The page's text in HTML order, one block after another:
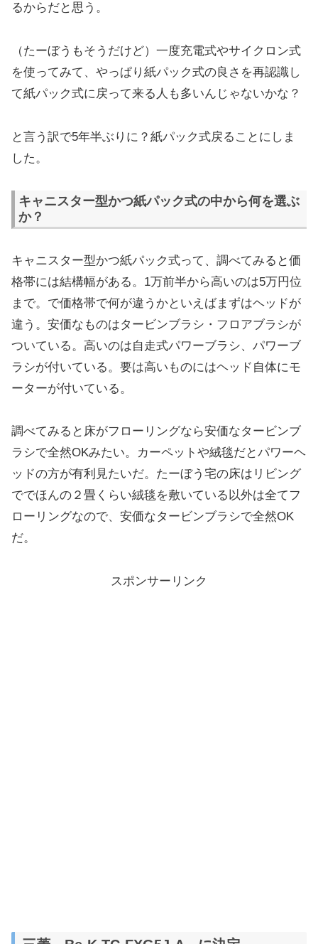
るからだと思う。
（たーぼうもそうだけど）一度充電式やサイクロン式
を使ってみて、やっぱり紙パック式の良さを再認識し
て紙パック式に戻って来る人も多いんじゃないかな？
と言う訳で5年半ぶりに？紙パック式戻ることにしま
した。
キャニスター型かつ紙パック式の中から何を選ぶ
か？
キャニスター型かつ紙パック式って、調べてみると価
格帯には結構幅がある。1万前半から高いのは5万円位
まで。で価格帯で何が違うかといえばまずはヘッドが
違う。安価なものはタービンブラシ・フロアブラシが
ついている。高いのは自走式パワーブラシ、パワーブ
ラシが付いている。要は高いものにはヘッド自体にモ
ーターが付いている。
調べてみると床がフローリングなら安価なタービンブ
ラシで全然OKみたい。カーペットや絨毯だとパワーヘ
ッドの方が有利見たいだ。たーぼう宅の床はリビング
ででほんの２畳くらい絨毯を敷いている以外は全てフ
ローリングなので、安価なタービンブラシで全然OK
だ。
スポンサーリンク